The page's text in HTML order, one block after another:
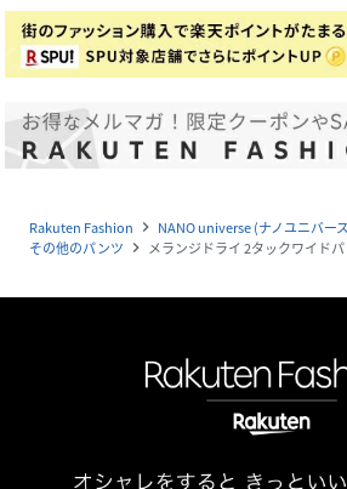
Rakuten Fashion navigate_next NANO universe (ナノユニバー
その他のパンツ navigate_next メランジドライ 2タックワイド